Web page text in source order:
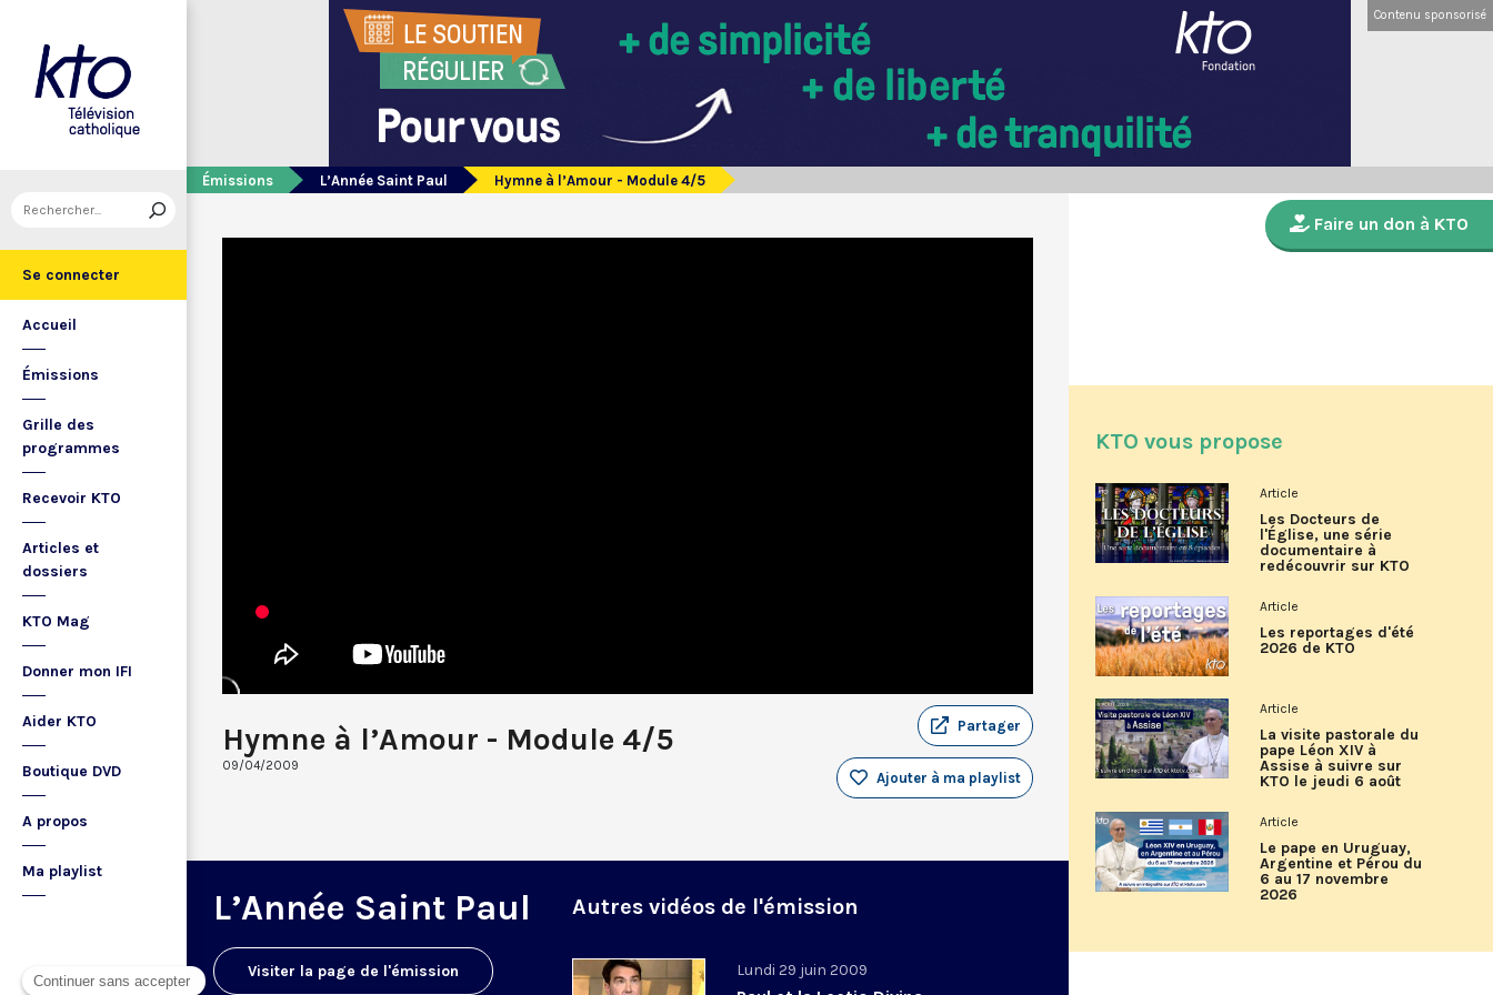
Se connecter
Accueil
Émissions
Grille des
programmes
Recevoir KTO
Articles et
dossiers
KTO Mag
Donner mon IFI
Aider KTO
Boutique DVD
A propos
Ma playlist
Contenu sponsorisé
Émissions L’Année Saint Paul Hymne à l’Amour - Module 4/5
Hymne à l’Amour - Module 4/5
09/04/2009
Partager
Ajouter à ma playlist
L’Année Saint Paul
Visiter la page de l'émission
Autres vidéos de l'émission
Lundi 29 juin 2009
Faire un don à KTO
KTO vous propose
Article
Les Docteurs de
l'Église, une série
documentaire à
redécouvrir sur KTO
Article
Les reportages d'été
2026 de KTO
Article
La visite pastorale du
pape Léon XIV à
Assise à suivre sur
KTO le jeudi 6 août
Article
Le pape en Uruguay,
Argentine et Pérou du
6 au 17 novembre
2026